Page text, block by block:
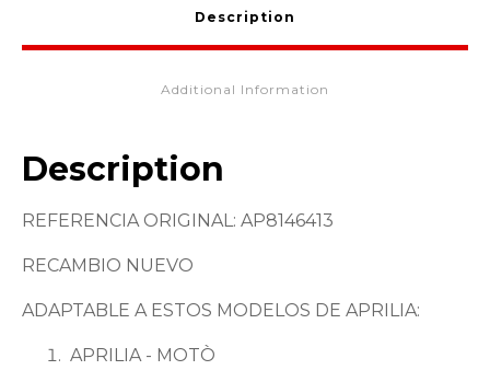
Description
Additional Information
Description
REFERENCIA ORIGINAL: AP8146413
RECAMBIO NUEVO
ADAPTABLE A ESTOS MODELOS DE APRILIA:
APRILIA - MOTÒ